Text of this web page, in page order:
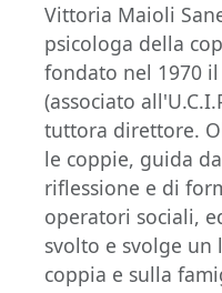
Vittoria Maioli
psicologa della
fondato nel 1970
(associato
tuttora direttore.
le coppie, guida
riflessione e di
operatori sociali,
svolto e svolge un
coppia e sulla